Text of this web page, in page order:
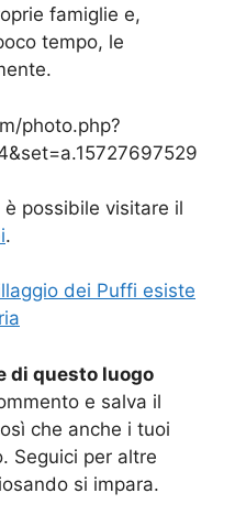
famiglie e,
tempo, le
photo.php?
possibile visitare il
.
dei Puffi esiste
di questo luogo
e salva il
che anche i tuoi
Seguici per altre
si impara.